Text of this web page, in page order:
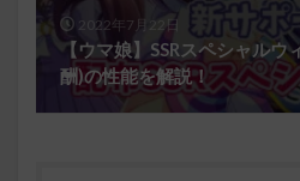
2022年7月22日
【ウマ娘】SSRスペシャル
酬)の性能を解説！